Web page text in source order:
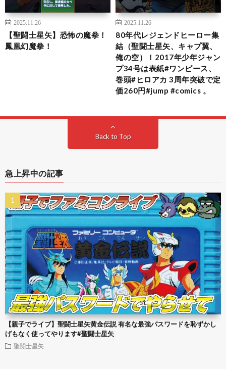
2025.11.26
【聖闘士星矢】恐怖の魔拳！
鳳凰幻魔拳！
2025.11.26
80年代レジェンドヒーロー集
結（聖闘士星矢、キャプ翼、
俺の空）！2017年少年ジャン
プ34号は表紙#ワンピース、
巻頭#ヒロアカ 3周年突破で定
価260円#jump #comics 。
Back to Top
急上昇中の記事
【親子でライブ】聖闘士星矢黄金伝説 有名な最強パスワードを恥ずかし
げもなく使ってやります#聖闘士星矢
聖闘士星矢